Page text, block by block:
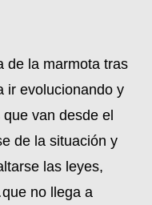
de la marmota tras
ir evolucionando y
van desde el
de la situación y
las leyes,
no llega a